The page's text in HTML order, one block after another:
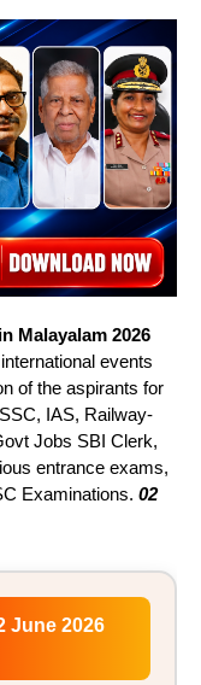
Malayalam 2026
events
of the aspirants for
IAS, Railway-
Jobs SBI Clerk,
entrance exams,
Examinations. 02
June 2026